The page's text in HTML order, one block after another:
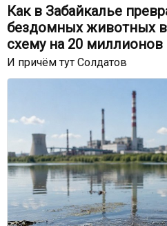
Как в Забайкалье
бездомных животных
схему на 20 миллионов
И причём тут Солдатов